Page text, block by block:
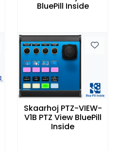
BluePill Inside
Skaarhoj PTZ-VIEW-
V1B PTZ View BluePill
Inside